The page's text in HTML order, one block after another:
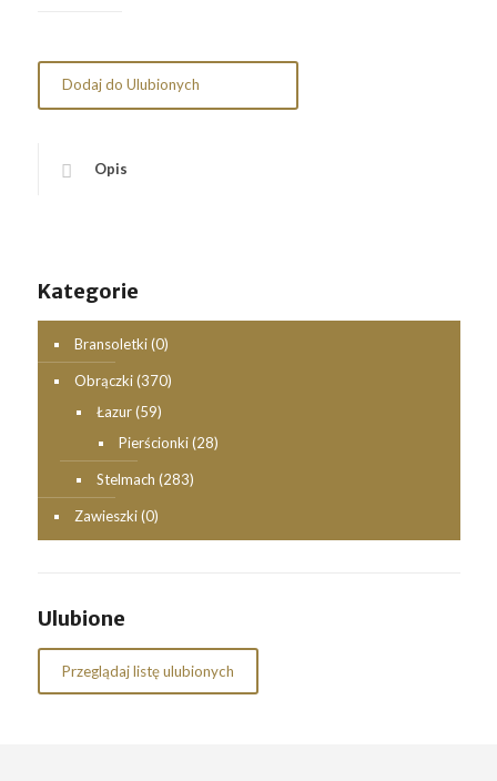
Dodaj do Ulubionych
Opis
Kategorie
Bransoletki (0)
Obrączki (370)
Łazur (59)
Pierścionki (28)
Stelmach (283)
Zawieszki (0)
Ulubione
Przeglądaj listę ulubionych